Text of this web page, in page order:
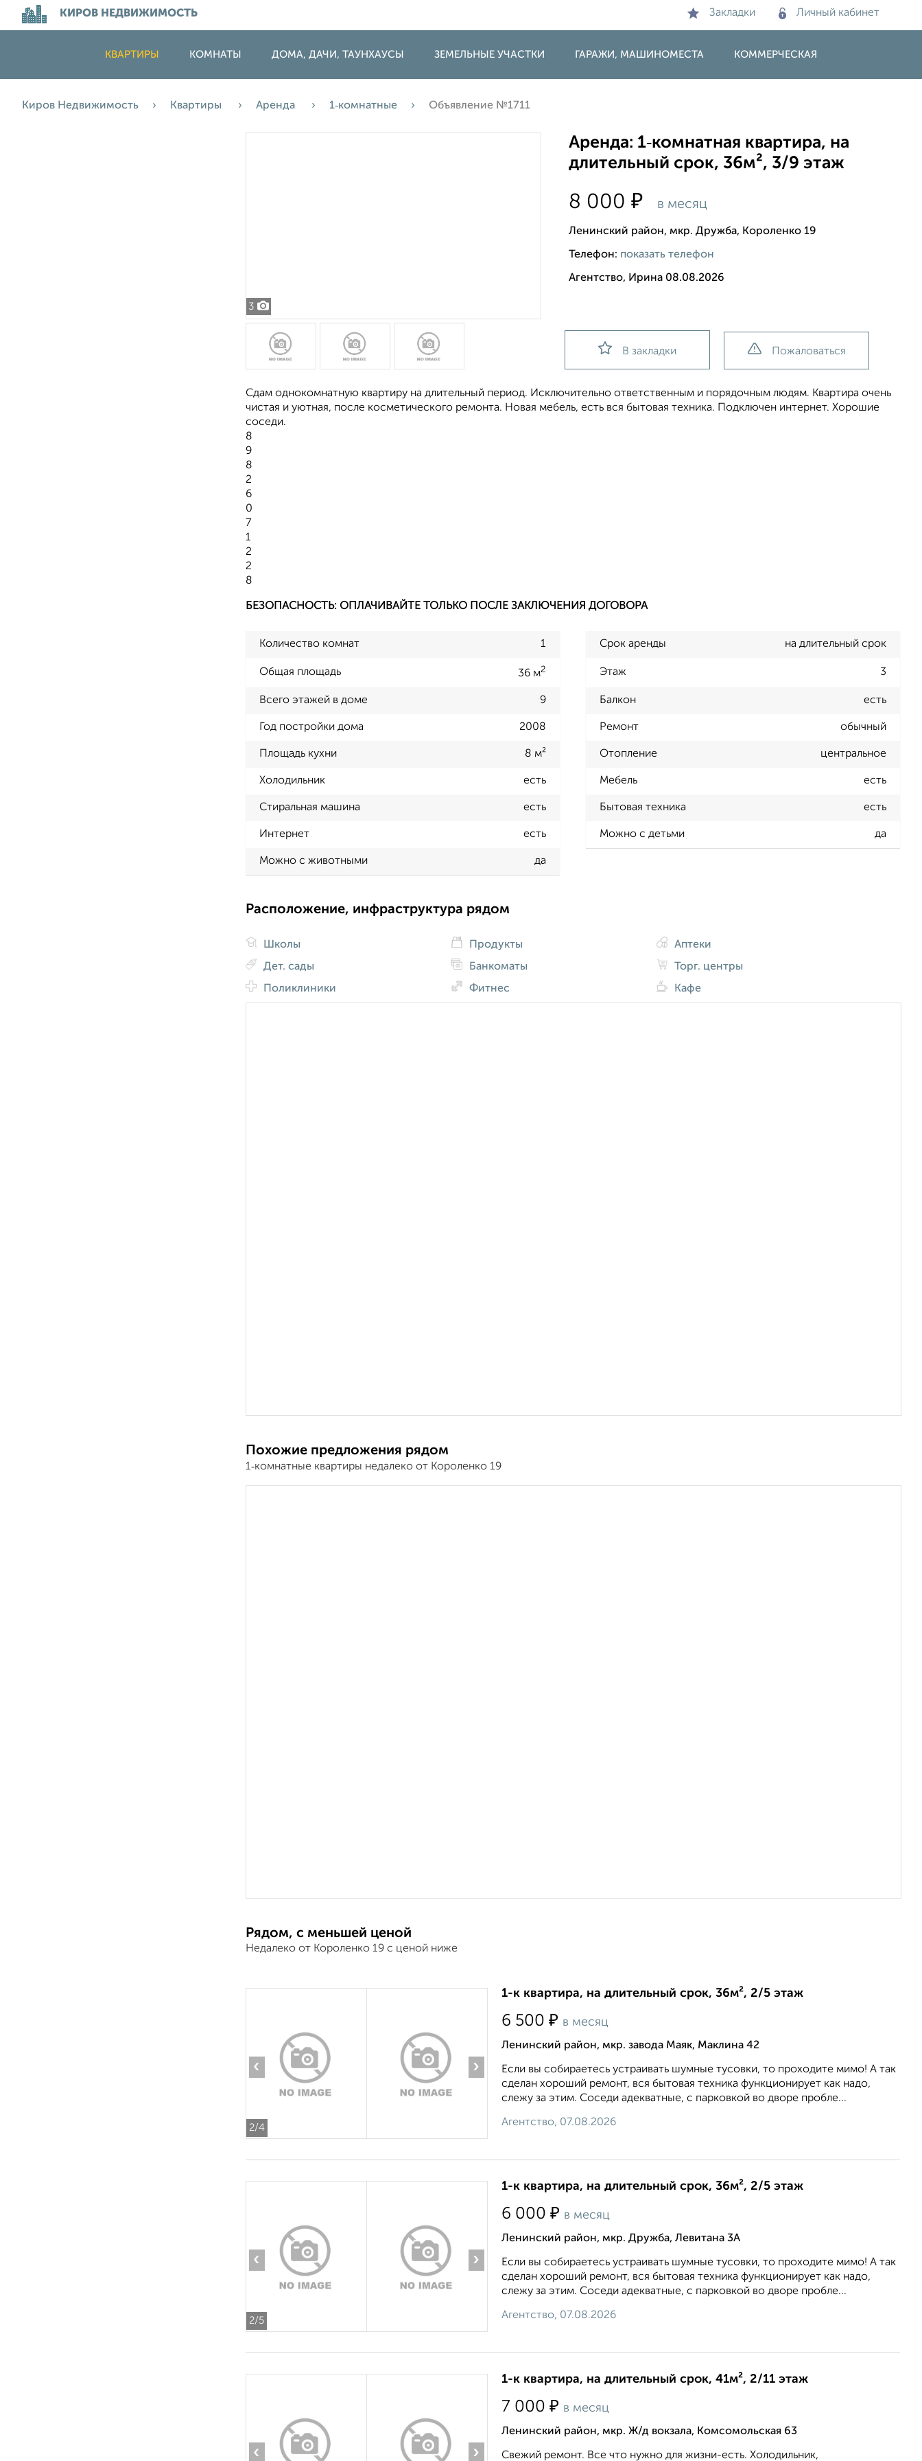
КИРОВ НЕДВИЖИМОСТЬ Закладки Личный кабинет
КВАРТИРЫ КОМНАТЫ ДОМА, ДАЧИ, ТАУНХАУСЫ ЗЕМЕЛЬНЫЕ УЧАСТКИ ГАРАЖИ, МАШИНОМЕСТА КОММЕРЧЕСКАЯ
Киров Недвижимость Квартиры Аренда 1‑комнатные Объявление №1711
3
Аренда: 1‑комнатная квартира, на
длительный срок, 36м², 3/9 этаж
8 000₽ в месяц
Ленинский район, мкр. Дружба, Короленко 19
Телефон: показать телефон
Агентство, Ирина 08.08.2026
В закладки Пожаловаться
Сдам однокомнатную квартиру на длительный период. Исключительно ответственным и порядочным людям. Квартира очень
чистая и уютная, после косметического ремонта. Новая мебель, есть вся бытовая техника. Подключен интернет. Хорошие
соседи.
8
9
8
2
6
0
7
1
2
2
8
БЕЗОПАСНОСТЬ: ОПЛАЧИВАЙТЕ ТОЛЬКО ПОСЛЕ ЗАКЛЮЧЕНИЯ ДОГОВОРА
Количество комнат 1 Срок аренды на длительный срок
Общая площадь 36 м2 Этаж 3
Всего этажей в доме 9 Балкон есть
Год постройки дома 2008 Ремонт обычный
Площадь кухни 8 м² Отопление центральное
Холодильник есть Мебель есть
Стиральная машина есть Бытовая техника есть
Интернет есть Можно с детьми да
Можно с животными да
Расположение, инфраструктура рядом
Школы
Дет. сады
Поликлиники
Продукты
Банкоматы
Фитнес
Аптеки
Торг. центры
Кафе
Похожие предложения рядом
1‑комнатные квартиры недалеко от Короленко 19
Рядом, с меньшей ценой
Недалеко от Короленко 19 с ценой ниже
2/4
‹ ›
1-к квартира, на длительный срок, 36м², 2/5 этаж
6 500 ₽ в месяц
Ленинский район, мкр. завода Маяк, Маклина 42
Если вы собираетесь устраивать шумные тусовки, то проходите мимо! А так
сделан хороший ремонт, вся бытовая техника функционирует как надо,
слежу за этим. Соседи адекватные, с парковкой во дворе пробле...
Агентство, 07.08.2026
2/5
‹ ›
1-к квартира, на длительный срок, 36м², 2/5 этаж
6 000 ₽ в месяц
Ленинский район, мкр. Дружба, Левитана 3А
Если вы собираетесь устраивать шумные тусовки, то проходите мимо! А так
сделан хороший ремонт, вся бытовая техника функционирует как надо,
слежу за этим. Соседи адекватные, с парковкой во дворе пробле...
Агентство, 07.08.2026
‹ ›
1-к квартира, на длительный срок, 41м², 2/11 этаж
7 000 ₽ в месяц
Ленинский район, мкр. Ж/д вокзала, Комсомольская 63
Свежий ремонт. Все что нужно для жизни-есть. Холодильник,